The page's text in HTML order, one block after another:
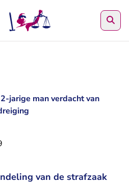
jarige man verdacht van
van de strafzaak